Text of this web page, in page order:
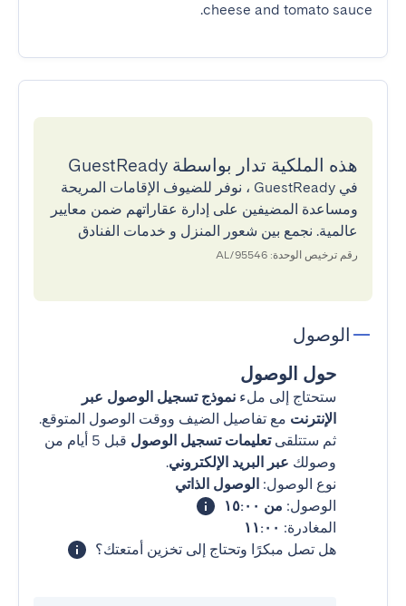
cheese and tomato sauce.
هذه الملكية تدار بواسطة GuestReady
في GuestReady ، نوفر للضيوف الإقامات المريحة
ومساعدة المضيفين على إدارة عقاراتهم ضمن معايير
عالمية. نجمع بين شعور المنزل و خدمات الفنادق
رقم ترخيص الوحدة: 95546/AL
الوصول
حول الوصول
ستحتاج إلى ملء نموذج تسجيل الوصول عبر
الإنترنت مع تفاصيل الضيف ووقت الوصول المتوقع.
ثم ستتلقىتعليمات تسجيل الوصول
قبل 5 أيام من
وصولك عبر البريد الإلكتروني.
نوع الوصول: الوصول الذاتي
الوصول: من ١٥:٠٠
المغادرة: ١١:٠٠
هل تصل مبكرًا وتحتاج إلى تخزين أمتعتك؟